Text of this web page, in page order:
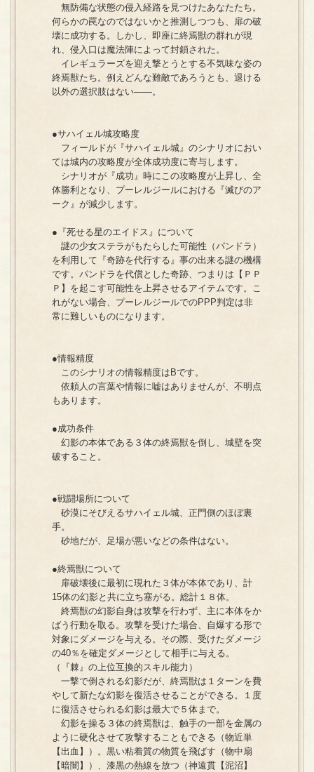
無防備な状態の侵入経路を見つけたあなたたち。
何らかの罠なのではないかと推測しつつも、扉の破
壊に成功する。しかし、即座に終焉獣の群れが現
れ、侵入口は魔法陣によって封鎖された。
イレギュラーズを迎え撃とうとする不気味な姿の
終焉獣たち。例えどんな難敵であろうとも、退ける
以外の選択肢はない――。
●サハイェル城攻略度
フィールドが『サハイェル城』のシナリオにおい
ては城内の攻略度が全体成功度に寄与します。
シナリオが『成功』時にこの攻略度が上昇し、全
体勝利となり、プーレルジールにおける『滅びのア
ーク』が減少します。
●『死せる星のエイドス』について
謎の少女ステラがもたらした可能性（パンドラ）
を利用して『奇跡を代行する』事の出来る謎の機構
です。パンドラを代償とした奇跡、つまりは【ＰＰ
Ｐ】を起こす可能性を上昇させるアイテムです。こ
れがない場合、プーレルジールでのPPP判定は非
常に難しいものになります。
●情報精度
このシナリオの情報精度はBです。
依頼人の言葉や情報に嘘はありませんが、不明点
もあります。
●成功条件
幻影の本体である３体の終焉獣を倒し、城壁を突
破すること。
●戦闘場所について
砂漠にそびえるサハイェル城、正門側のほぼ裏
手。
砂地だが、足場が悪いなどの条件はない。
●終焉獣について
扉破壊後に最初に現れた３体が本体であり、計
15体の幻影と共に立ち塞がる。総計１８体。
終焉獣の幻影自身は攻撃を行わず、主に本体をか
ばう行動を取る。攻撃を受けた場合、自爆する形で
対象にダメージを与える。その際、受けたダメージ
の40％を確定ダメージとして相手に与える。
（『棘』の上位互換的スキル能力）
一撃で倒される幻影だが、終焉獣は１ターンを費
やして新たな幻影を復活させることができる。１度
に復活させられる幻影は最大で５体まで。
幻影を操る３体の終焉獣は、触手の一部を金属の
ように硬化させて攻撃することもできる（物近単
【出血】）。黒い粘着質の物質を飛ばす（物中扇
【暗闇】）、漆黒の熱線を放つ（神遠貫【泥沼】